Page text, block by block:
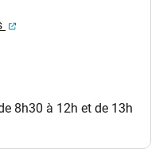
(ouverture dans un
8h30 à 12h et de 13h